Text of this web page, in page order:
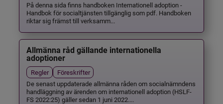
På denna sida finns handboken Internationell adoption -
Handbok för socialtjänsten tillgänglig som pdf. Handboken
riktar sig främst till verksamm...
Allmänna råd gällande internationella
adoptioner
Regler
Föreskrifter
De senast uppdaterade allmänna råden om socialnämndens
handläggning av ärenden om internationell adoption (HSLF-
FS 2022:25) gäller sedan 1 juni 2022....